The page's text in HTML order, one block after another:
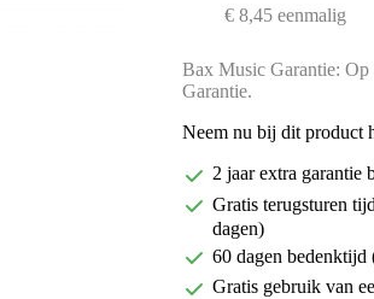
€ 8,45 eenmalig
Bax Music Garantie:
Garantie.
Neem nu bij dit product
2 jaar extra garantie
Gratis terugsturen
dagen)
60 dagen bedenktijd
Gratis gebruik van